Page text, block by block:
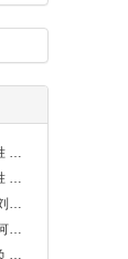
2026第20届全国象棋等级赛男子组[2]:魏纪元 先胜 刘京
2026第20届全国象棋等级赛男子组[2]:母君临 先胜 陈奕良
2026第20届全国象棋等级赛男子组[2]:孙越 先负 刘泉（金钩炮）
2026第20届全国象棋等级赛男子组[2]:李想 先胜 何昊松
2026第20届全国象棋等级赛男子组[2]:邹进忠 先负 侯诚昊